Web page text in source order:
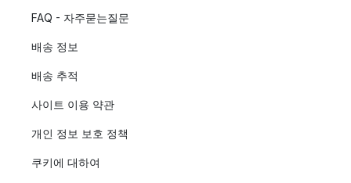
FAQ - 자주묻는질문
배송 정보
배송 추적
사이트 이용 약관
개인 정보 보호 정책
쿠키에 대하여